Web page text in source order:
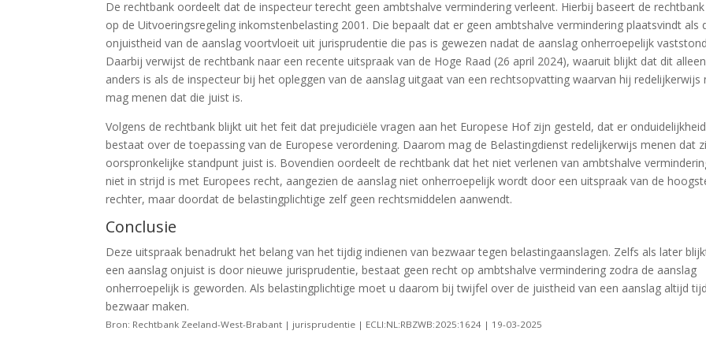
De rechtbank oordeelt dat de inspecteur terecht geen ambtshalve vermindering verleent. Hierbij baseert de rechtbank
op de Uitvoeringsregeling inkomstenbelasting 2001. Die bepaalt dat er geen ambtshalve vermindering plaatsvindt als
onjuistheid van de aanslag voortvloeit uit jurisprudentie die pas is gewezen nadat de aanslag onherroepelijk
Daarbij verwijst de rechtbank naar een recente uitspraak van de Hoge Raad (26 april 2024), waaruit blijkt dat dit alleen
anders is als de inspecteur bij het opleggen van de aanslag uitgaat van een rechtsopvatting waarvan hij redelijkerwijs
mag menen dat die juist is.
Volgens de rechtbank blijkt uit het feit dat prejudiciële vragen aan het Europese Hof zijn gesteld, dat er onduidelijkheid
bestaat over de toepassing van de Europese verordening. Daarom mag de Belastingdienst redelijkerwijs menen dat
oorspronkelijke standpunt juist is. Bovendien oordeelt de rechtbank dat het niet verlenen van ambtshalve
niet in strijd is met Europees recht, aangezien de aanslag niet onherroepelijk wordt door een uitspraak van de
rechter, maar doordat de belastingplichtige zelf geen rechtsmiddelen aanwendt.
Conclusie
Deze uitspraak benadrukt het belang van het tijdig indienen van bezwaar tegen belastingaanslagen. Zelfs als later
een aanslag onjuist is door nieuwe jurisprudentie, bestaat geen recht op ambtshalve vermindering zodra de aanslag
onherroepelijk is geworden. Als belastingplichtige moet u daarom bij twijfel over de juistheid van een aanslag altijd
bezwaar maken.
Bron: Rechtbank Zeeland-West-Brabant | jurisprudentie | ECLI:NL:RBZWB:2025:1624 | 19-03-2025